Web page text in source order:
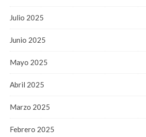
Julio 2025
Junio 2025
Mayo 2025
Abril 2025
Marzo 2025
Febrero 2025